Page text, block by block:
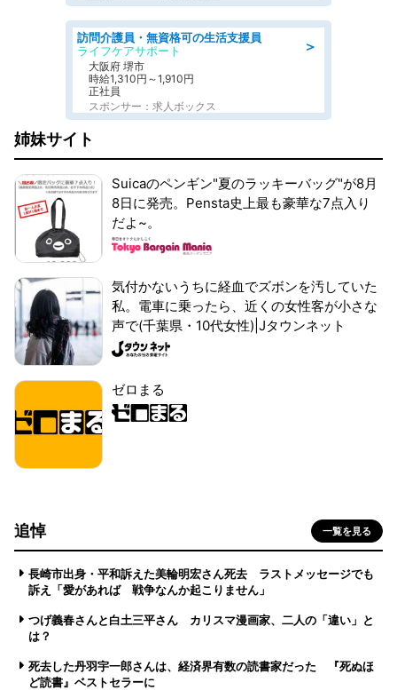
＞
訪問介護員・無資格可の生活支援員
ライフケアサポート
大阪府 堺市
時給1,310円～1,910円
正社員
スポンサー：求人ボックス
姉妹サイト
Suicaのペンギン"夏のラッキーバッグ"が8月
8日に発売。Pensta史上最も豪華な7点入り
だよ~。
気付かないうちに経血でズボンを汚していた
私。電車に乗ったら、近くの女性客が小さな
声で(千葉県・10代女性)|Jタウンネット
ゼロまる
追悼 一覧を見る
長崎市出身・平和訴えた美輪明宏さん死去 ラストメッセージでも
訴え「愛があれば 戦争なんか起こりません」
つげ義春さんと白土三平さん カリスマ漫画家、二人の「違い」と
は？
死去した丹羽宇一郎さんは、経済界有数の読書家だった 『死ぬほ
ど読書』ベストセラーに